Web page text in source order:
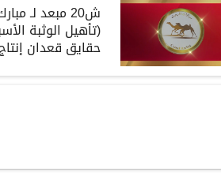
ش20 مبعدلـ
(تأهيل الوثبة
حقايق قعدان